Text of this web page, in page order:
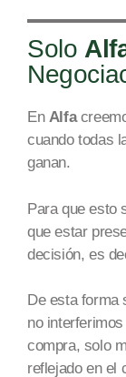
Solo
En Alfa
cuando todas
ganan.
Para que esto
que estar
decisión, es
De esta forma
no
compra, solo
reflejado enel